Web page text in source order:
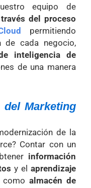
uestro equipo de
del proceso
permitiendo
de cada negocio,
inteligencia de
de una manera
Marketing
de la
Contar con un
información
y el aprendizaje
como almacén de